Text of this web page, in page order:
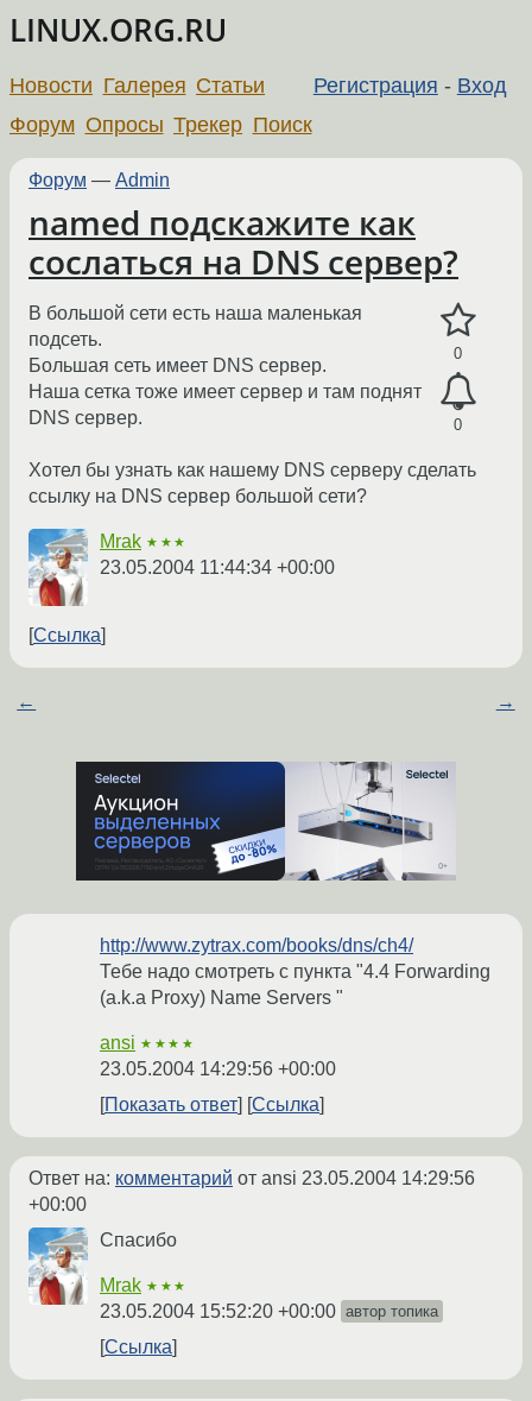
LINUX.ORG.RU
Регистрация - Вход
Новости Галерея Статьи
Форум Опросы Трекер Поиск
Форум — Admin
named подскажите как
сослаться на DNS сервер?
0
0
В большой сети есть наша маленькая
подсеть.
Большая сеть имеет DNS сервер.
Наша сетка тоже имеет сервер и там поднят
DNS сервер.
Хотел бы узнать как нашему DNS серверу сделать
ссылку на DNS сервер большой сети?
Mrak ★★★
23.05.2004 11:44:34 +00:00
Ссылка
← →
http://www.zytrax.com/books/dns/ch4/
Тебе надо смотреть с пункта "4.4 Forwarding
(a.k.a Proxy) Name Servers "
ansi ★★★★
23.05.2004 14:29:56 +00:00
Показать ответ
Ссылка
Ответ на: комментарий от ansi 23.05.2004 14:29:56
+00:00
Спасибо
Mrak ★★★
23.05.2004 15:52:20 +00:00 автор топика
Ссылка